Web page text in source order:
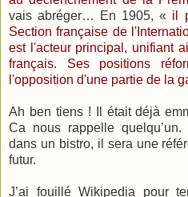
vais abréger… En 1905, « il
Section française de
est l'acteur principal, unifiant
français. Ses positions
l'opposition d'une partie de la
Ah ben tiens ! Il était déjà
Ca nous rappelle
dans un bistro, il sera une
futur.
J’ai fouillé Wikipedia pour